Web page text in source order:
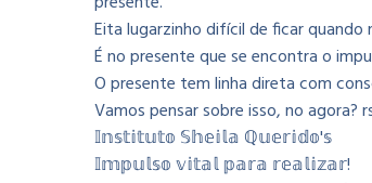
Eita lugarzinho difícil de ficar quando
É no presente que se encontra o
O presente tem linha direta com
Vamos pensar sobre isso, no agora?
𝕀𝕟𝕤𝕥𝕚𝕥𝕦𝕥𝕠 𝕊𝕙𝕖𝕚𝕝𝕒 ℚ𝕦𝕖𝕣𝕚𝕕𝕠'𝕤
𝕀𝕞𝕡𝕦𝕝𝕤𝕠 𝕧𝕚𝕥𝕒𝕝 𝕡𝕒𝕣𝕒 𝕣𝕖𝕒𝕝𝕚𝕫𝕒𝕣!